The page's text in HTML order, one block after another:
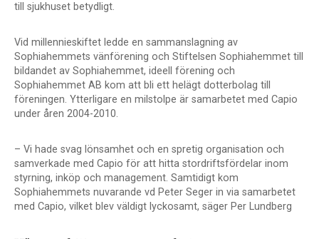
till sjukhuset betydligt.
Vid millennieskiftet ledde en sammanslagning av
Sophiahemmets vänförening och Stiftelsen Sophiahemmet till
bildandet av Sophiahemmet, ideell förening och
Sophiahemmet AB kom att bli ett helägt dotterbolag till
föreningen. Ytterligare en milstolpe är samarbetet med Capio
under åren 2004-2010.
– Vi hade svag lönsamhet och en spretig organisation och
samverkade med Capio för att hitta stordriftsfördelar inom
styrning, inköp och management. Samtidigt kom
Sophiahemmets nuvarande vd Peter Seger in via samarbetet
med Capio, vilket blev väldigt lyckosamt, säger Per Lundberg